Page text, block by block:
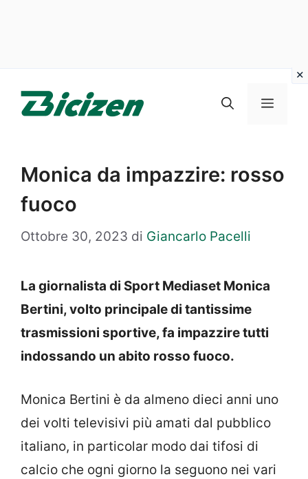
Menu
Monica da impazzire: rosso
fuoco
Ottobre 30, 2023 di Giancarlo Pacelli
La giornalista di Sport Mediaset Monica
Bertini, volto principale di tantissime
trasmissioni sportive, fa impazzire tutti
indossando un abito rosso fuoco.
Monica Bertini è da almeno dieci anni uno
dei volti televisivi più amati dal pubblico
italiano, in particolar modo dai tifosi di
calcio che ogni giorno la seguono nei vari